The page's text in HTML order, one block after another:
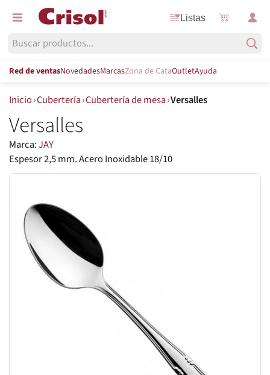
Listas
Red de ventasNovedadesMarcasZona de CataOutletAyuda
Inicio›Cubertería›Cubertería de mesa›Versalles
Versalles
Marca:JAY
Espesor 2,5 mm. Acero Inoxidable 18/10